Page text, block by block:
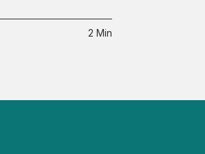
2 Min